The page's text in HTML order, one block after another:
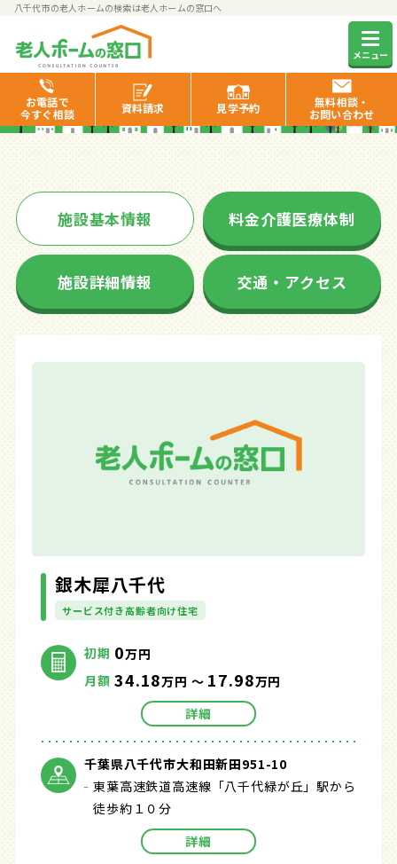
八千代市の老人ホームの検索は老人ホームの窓口へ
メニュー
お電話で
今すぐ相談
資料請求 見学予約
無料相談・
お問い合わせ
銀木犀八千代
施設基本情報 料金介護医療体制
施設詳細情報 交通・アクセス
銀木犀八千代
サービス付き高齢者向け住宅
初期 0万円
月額 34.18万円 ～ 17.98万円
詳細
千葉県八千代市大和田新田951-10
東葉高速鉄道高速線「八千代緑が丘」駅から
徒歩約１０分
詳細